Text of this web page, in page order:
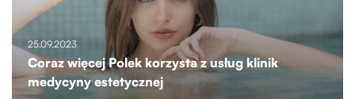
25.09.2023
Coraz więcej Polek korzysta z usług klinik
medycyny estetycznej